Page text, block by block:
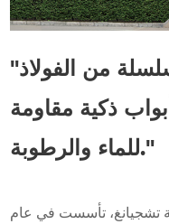
"التركيز على 304 سلسلة من الفولاذ
ذكية مقاومة
للماء والرطوبة."
تشجيانغ، تأسست في عام